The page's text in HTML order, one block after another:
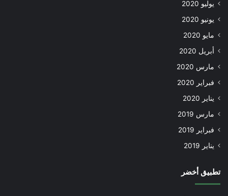
يوليو 2020
يونيو 2020
مايو 2020
أبريل 2020
مارس 2020
فبراير 2020
يناير 2020
مارس 2019
فبراير 2019
يناير 2019
تطبيق أخضر